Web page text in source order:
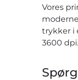
Vores
trykker i
3600 dpi.